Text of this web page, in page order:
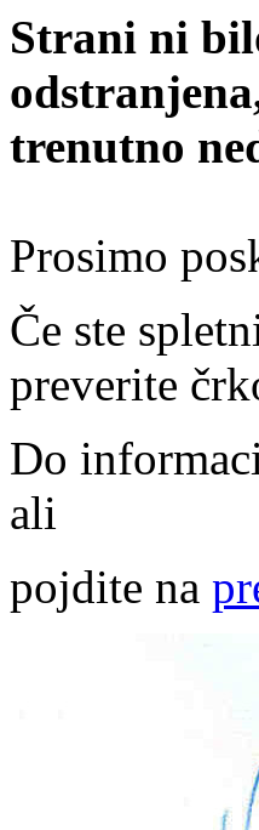
Strani ni
trenutno
Prosimo
Če ste
preverite
Do
ali
pojdite na